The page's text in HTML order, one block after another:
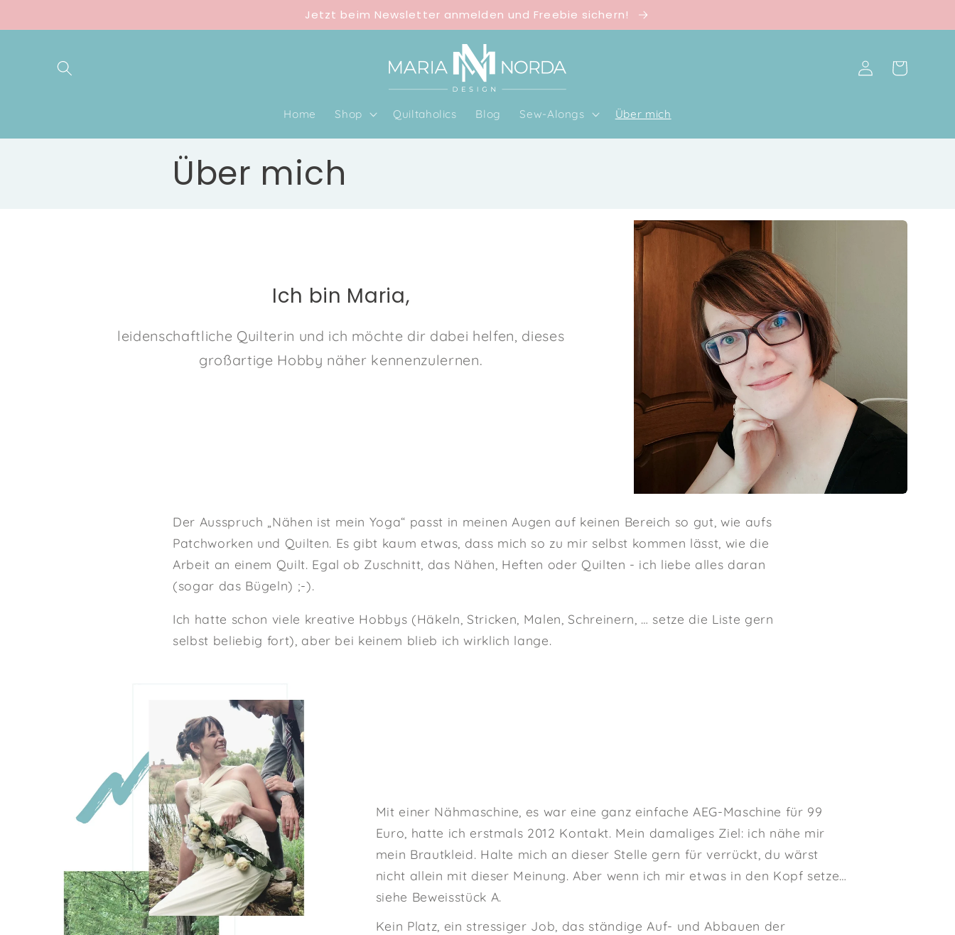
Inhalt
Jetzt beim Newsletter anmelden und Freebie sichern!
Home Shop Quiltaholics Blog Sew-Alongs Über mich
EinloggenWarenkorb
Über mich
Ich bin Maria,
leidenschaftliche Quilterin und ich möchte dir dabei helfen, dieses
großartige Hobby näher kennenzulernen.
Der Ausspruch „Nähen ist mein Yoga“ passt in meinen Augen auf keinen Bereich so gut, wie aufs
Patchworken und Quilten. Es gibt kaum etwas, dass mich so zu mir selbst kommen lässt, wie die
Arbeit an einem Quilt. Egal ob Zuschnitt, das Nähen, Heften oder Quilten - ich liebe alles daran
(sogar das Bügeln) ;-).
Ich hatte schon viele kreative Hobbys (Häkeln, Stricken, Malen, Schreinern, … setze die Liste gern
selbst beliebig fort), aber bei keinem blieb ich wirklich lange.
Mit einer Nähmaschine, es war eine ganz einfache AEG-Maschine für 99
Euro, hatte ich erstmals 2012 Kontakt. Mein damaliges Ziel: ich nähe mir
mein Brautkleid. Halte mich an dieser Stelle gern für verrückt, du wärst
nicht allein mit dieser Meinung. Aber wenn ich mir etwas in den Kopf setze…
siehe Beweisstück A.
Kein Platz, ein stressiger Job, das ständige Auf- und Abbauen der